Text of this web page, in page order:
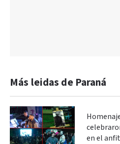
Más leidas de Paraná
en el